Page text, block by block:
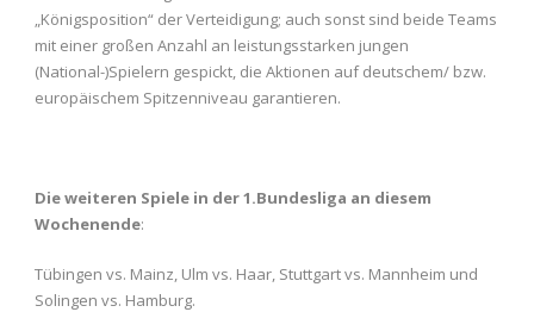
„Königsposition“ der Verteidigung; auch sonst sind beide Teams
mit einer großen Anzahl an leistungsstarken jungen
(National-)Spielern gespickt, die Aktionen auf deutschem/ bzw.
europäischem Spitzenniveau garantieren.
Die weiteren Spiele in der 1.Bundesliga an diesem
Wochenende:
Tübingen vs. Mainz, Ulm vs. Haar, Stuttgart vs. Mannheim und
Solingen vs. Hamburg.